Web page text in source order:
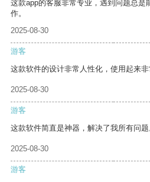
这款app的客服非常专业，遇到问题总是
作。
2025-08-30
游客
这款软件的设计非常人性化，使用起来非
2025-08-30
游客
这款软件简直是神器，解决了我所有问题
2025-08-30
游客